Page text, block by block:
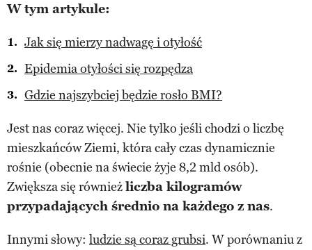
W tym artykule:
Jak się mierzy nadwagę i otyłość
Epidemia otyłości się rozpędza
Gdzie najszybciej będzie rosło BMI?
Jest nas coraz więcej. Nie tylko jeśli chodzi o liczbę
mieszkańców Ziemi, która cały czas dynamicznie
rośnie (obecnie na świecie żyje 8,2 mld osób).
Zwiększa się równieżliczba kilogramów
przypadających średnio na każdego z nas.
Innymi słowy: ludzie są coraz grubsi. W porównaniu z